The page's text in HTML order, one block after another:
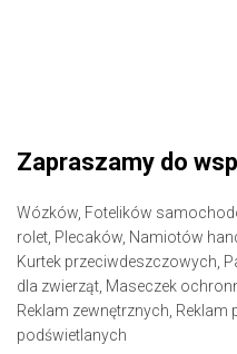
Zapraszamy do
Wózków, Fotelików
rolet, Plecaków, Namiotów
Kurtek przeciwdeszczowych,
dla zwierząt, Maseczek
Reklam zewnętrznych, Reklam
podświetlanych